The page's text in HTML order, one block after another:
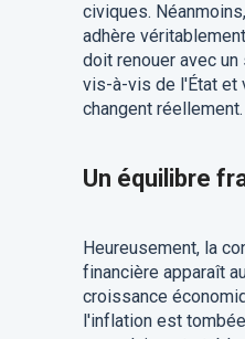
civiques.
adhère
doit renouer avec
vis-à-vis de l'État et
changent réellement.
Un équilibre
Heureusement, la
financière apparaît
croissance
l'inflation est